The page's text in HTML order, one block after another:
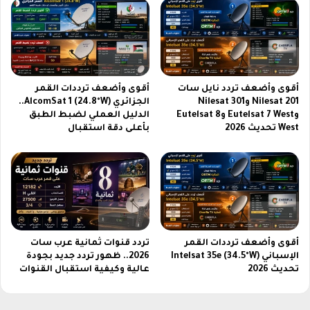
ت
2
0
2
6
أقوى وأضعف تردد نايل سات
Nilesat 201 وNilesat 301
وEutelsat 7 West وEutelsat 8
West تحديث 2026
أقوى وأضعف ترددات القمر
الجزائري AlcomSat 1 (24.8°W)..
الدليل العملي لضبط الطبق
بأعلى دقة استقبال
أقوى وأضعف ترددات القمر
الإسباني Intelsat 35e (34.5°W)
تحديث 2026
تردد قنوات ثمانية عرب سات
2026.. ظهور تردد جديد بجودة
عالية وكيفية استقبال القنوات